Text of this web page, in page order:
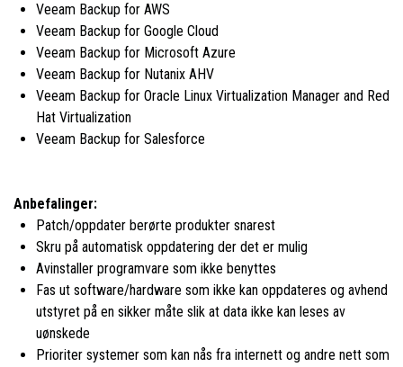
Veeam Backup for AWS
Veeam Backup for Google Cloud
Veeam Backup for Microsoft Azure
Veeam Backup for Nutanix AHV
Veeam Backup for Oracle Linux Virtualization Manager and Red
Hat Virtualization
Veeam Backup for Salesforce
Anbefalinger:
Patch/oppdater berørte produkter snarest
Skru på automatisk oppdatering der det er mulig
Avinstaller programvare som ikke benyttes
Fas ut software/hardware som ikke kan oppdateres og avhend
utstyret på en sikker måte slik at data ikke kan leses av
uønskede
Prioriter systemer som kan nås fra internett og andre nett som